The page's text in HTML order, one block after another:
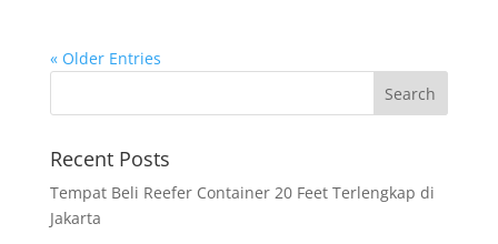
« Older Entries
Recent Posts
Tempat Beli Reefer Container 20 Feet Terlengkap di
Jakarta